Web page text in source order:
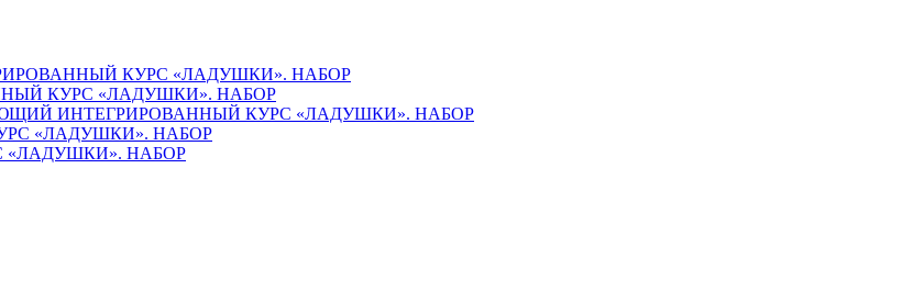
КУРС «ЛАДУШКИ». НАБОР
КУРС «ЛАДУШКИ». НАБОР
ИНТЕГРИРОВАННЫЙ КУРС «ЛАДУШКИ». НАБОР
«ЛАДУШКИ». НАБОР
НАБОР